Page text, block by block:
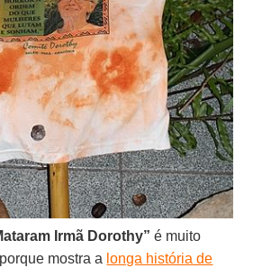
Irmã Dorothy” é muito
mostra a longa história de